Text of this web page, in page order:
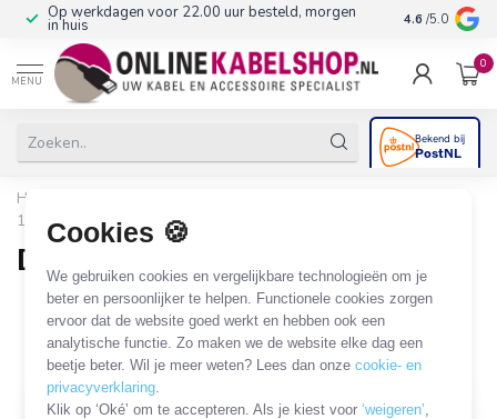
Cookies 🍪
We gebruiken cookies en vergelijkbare technologieën om je
beter en persoonlijker te helpen. Functionele cookies zorgen
ervoor dat de website goed werkt en hebben ook een
analytische functie. Zo maken we de website elke dag een
beetje beter. Wil je meer weten? Lees dan onzecookie- en
privacyverklaring.
Klik op ‘Oké’ om te accepteren. Als je kiest voor‘weigeren’,
Op werkdagen voor 22.00 uur besteld, morgen
in huis 10+jaar
4.6 /5.0
MENU
0
Home
180°
/ DIN 5-pins - Tulp audio
DIN 5-pins - Tulp audio
18 PRODUCTEN
Filters SORTEER OP
MEEST VERKOCHT